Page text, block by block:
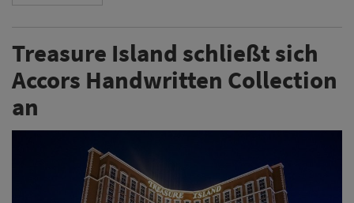
Treasure Island schließt sich
Accors Handwritten Collection
an